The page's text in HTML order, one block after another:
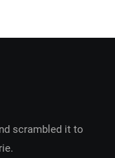
scrambled it to